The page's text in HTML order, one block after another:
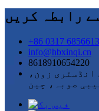
رابطہ کریں
+86 0317 6856613
info@hbxinqi.cn
8618910654220
زون،
صوبہ، چین